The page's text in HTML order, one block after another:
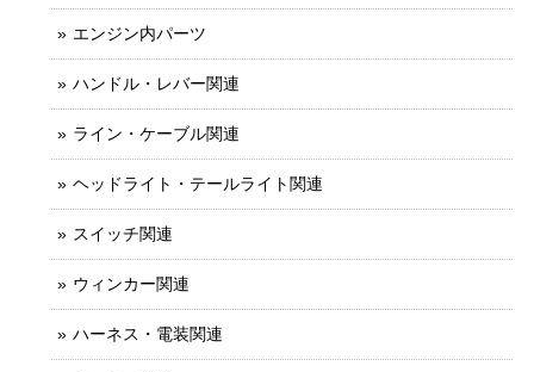
エンジン内パーツ
ハンドル・レバー関連
ライン・ケーブル関連
ヘッドライト・テールライト関連
スイッチ関連
ウィンカー関連
ハーネス・電装関連